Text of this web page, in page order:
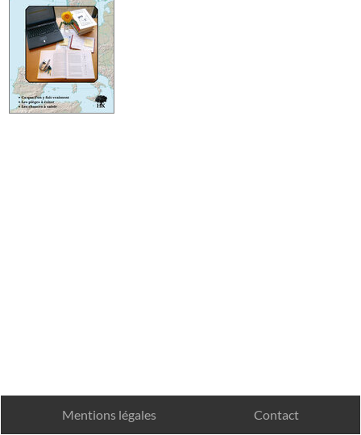
Mentions légales Contact